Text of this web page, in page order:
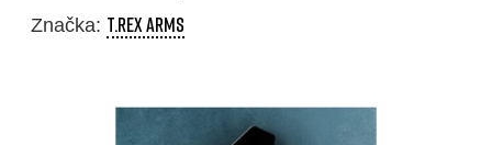
Značka: T.REX ARMS